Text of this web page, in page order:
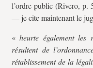
l’ordre public (Rivero, p.
— je cite maintenant le
«heurte également les
résultent de
rétablissement de la